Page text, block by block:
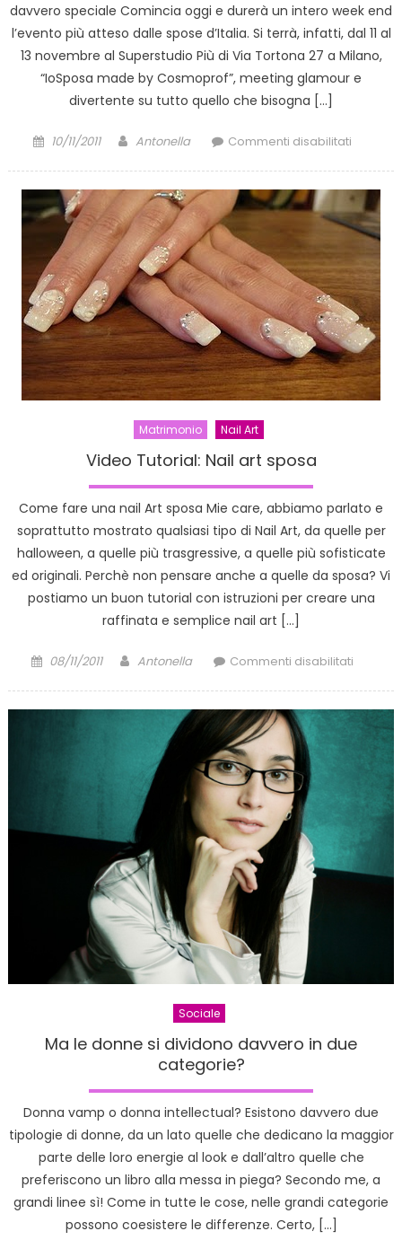
davvero speciale Comincia oggi e durerà un intero week end
l’evento più atteso dalle spose d’Italia. Si terrà, infatti, dal 11 al
13 novembre al Superstudio Più di Via Tortona 27 a Milano,
“IoSposa made by Cosmoprof”, meeting glamour e
divertente su tutto quello che bisogna […]
Posted
10/11/2011 Author
Antonella Commenti disabilitatisu
by
13
Più
di
Milano
Matrimonio Nail Art
Video Tutorial: Nail art sposa
Come fare una nail Art sposa Mie care, abbiamo parlato e
soprattutto mostrato qualsiasi tipo di Nail Art, da quelle per
halloween, a quelle più trasgressive, a quelle più sofisticate
ed originali. Perchè non pensare anche a quelle da sposa? Vi
postiamo un buon tutorial con istruzioni per creare una
raffinata e semplice nail art […]
Posted
08/11/2011 Author
Antonella Commenti disabilitatisu
Sociale
Ma le donne si dividono davvero in due
categorie?
Donna vamp o donna intellectual? Esistono davvero due
tipologie di donne, da un lato quelle che dedicano la maggior
parte delle loro energie al look e dall’altro quelle che
preferiscono un libro alla messa in piega? Secondo me, a
grandi linee sì! Come in tutte le cose, nelle grandi categorie
possono coesistere le differenze. Certo, […]